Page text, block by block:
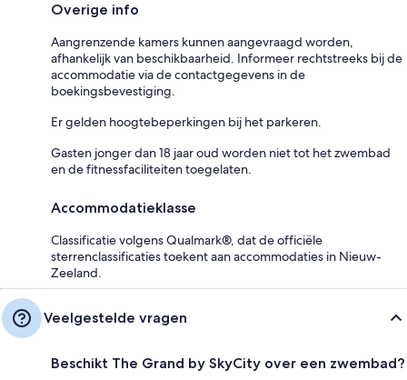
Overige info
Aangrenzende kamers kunnen aangevraagd worden,
afhankelijk van beschikbaarheid. Informeer rechtstreeks bij de
accommodatie via de contactgegevens in de
boekingsbevestiging.
Er gelden hoogtebeperkingen bij het parkeren.
Gasten jonger dan 18 jaar oud worden niet tot het zwembad
en de fitnessfaciliteiten toegelaten.
Accommodatieklasse
Classificatie volgens Qualmark®, dat de officiële
sterrenclassificaties toekent aan accommodaties in Nieuw-
Zeeland.
Veelgestelde vragen
Beschikt The Grand by SkyCity over een zwembad?